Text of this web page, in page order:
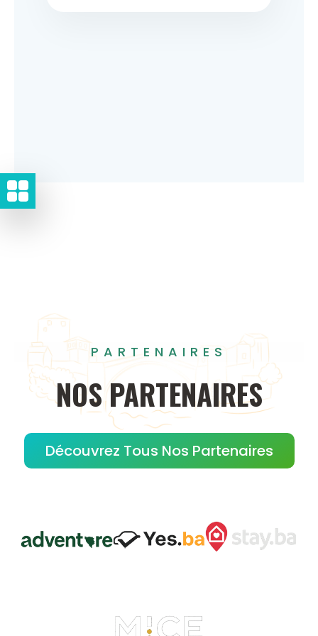
PARTENAIRES
NOS PARTENAIRES
Découvrez Tous Nos Partenaires